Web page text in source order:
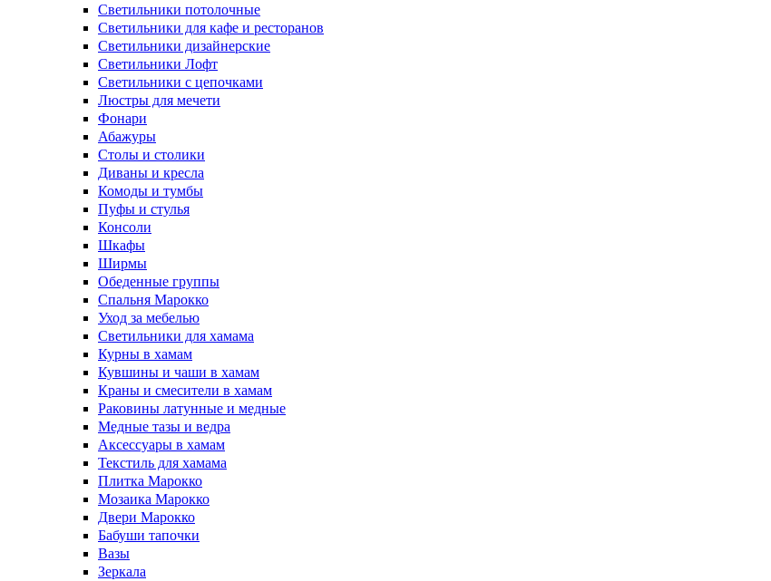
Светильники потолочные
Светильники для кафе и ресторанов
Светильники дизайнерские
Светильники Лофт
Светильники с цепочками
Люстры для мечети
Фонари
Абажуры
Столы и столики
Диваны и кресла
Комоды и тумбы
Пуфы и стулья
Консоли
Шкафы
Ширмы
Обеденные группы
Спальня Марокко
Уход за мебелью
Светильники для хамама
Курны в хамам
Кувшины и чаши в хамам
Краны и смесители в хамам
Раковины латунные и медные
Медные тазы и ведра
Аксессуары в хамам
Текстиль для хамама
Плитка Марокко
Мозаика Марокко
Двери Марокко
Бабуши тапочки
Вазы
Зеркала